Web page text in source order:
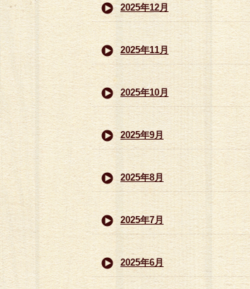
2025年12月
2025年11月
2025年10月
2025年9月
2025年8月
2025年7月
2025年6月